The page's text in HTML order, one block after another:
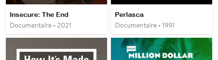
Insecure: The End
Documentaire • 2021
Perlasca
Documentaire • 1991